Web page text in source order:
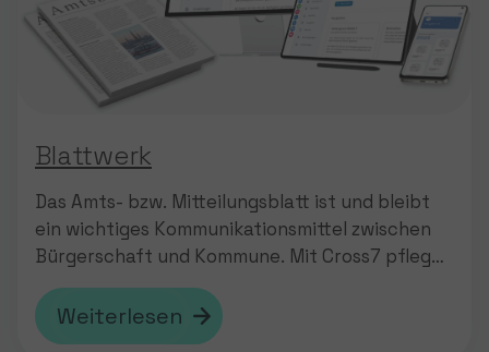
Blattwerk
Das Amts- bzw. Mitteilungsblatt ist und bleibt
ein wichtiges Kommunikationsmittel zwischen
Bürgerschaft und Kommune. Mit Cross7 pflegen
Sie ab sofort nicht nur die Inhalte Ihrer
kommunalen Website und App, sondern auch
die Ihres Amtsblatts. Wie das geht? Wir zeigen’s
Weiterlesen